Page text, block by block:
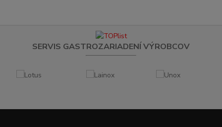
SERVIS GASTROZARIADENÍ VÝROBCOV